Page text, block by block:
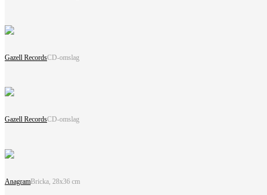
Gazell RecordsCD-omslag
Gazell RecordsCD-omslag
AnagramBricka, 28x36 cm